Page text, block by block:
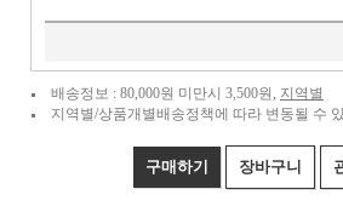
배송정보 : 80,000원 미만시 3,500원, 지역별
지역별/상품개별배송정책에 따라 변동될 수
구매하기 장바구니